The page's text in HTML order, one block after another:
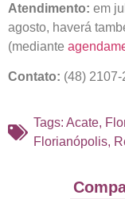
Atendimento: em
agosto, haverá
(mediante
Contato: (48) 2107-
Tags: Acate,
Florianópolis,